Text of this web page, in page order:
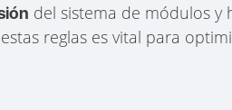
del sistema de módulos
reglas es vital para